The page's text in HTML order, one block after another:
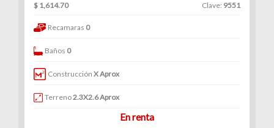
$ 1,614.70 Clave: 9551
Recamaras 0
Baños 0
Construcción X Aprox
Terreno2.3X2.6 Aprox
En renta